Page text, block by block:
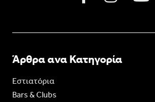
Άρθρα ανα Κατηγορία
Εστιατόρια
Bars & Clubs